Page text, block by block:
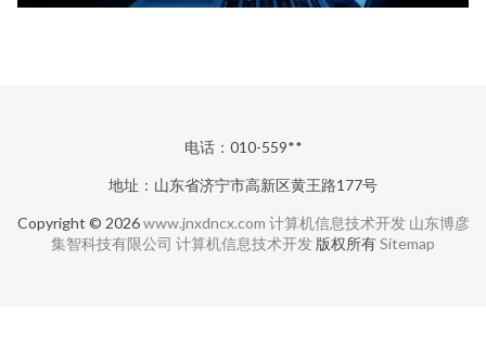
电话：010-559**
地址：山东省济宁市高新区黄王路177号
Copyright © 2026www.jnxdncx.com 计算机信息技术开发 山东博彦
集智科技有限公司 计算机信息技术开发 版权所有Sitemap